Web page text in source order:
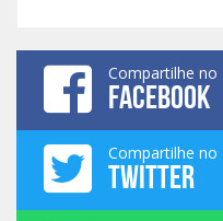
Compartilhe no
FACEBOOK
Compartilhe no
TWITTER